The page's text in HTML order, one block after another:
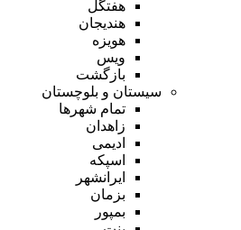
هفتگل
هندیجان
هویزه
ویس
بازگشت
سیستان و بلوچستان
تمام شهر‌ها
زاهدان
ادیمی
اسپکه
ایرانشهر
بزمان
بمپور